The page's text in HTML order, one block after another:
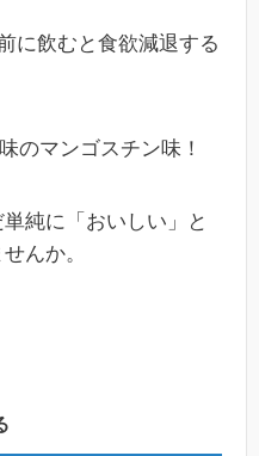
に飲むと食欲減退する
のマンゴスチン味！
純に「おいしい」と
んか。